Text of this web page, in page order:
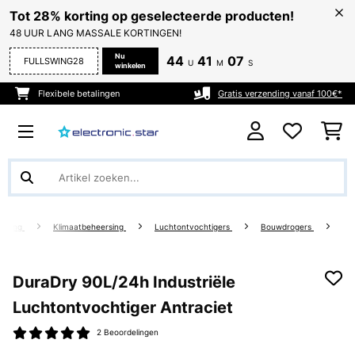
Tot 28% korting op geselecteerde producten!
48 UUR LANG MASSALE KORTINGEN!
FULLSWING28
Nu
winkelen
44 U 41 M 06 S
Flexibele betalingen Gratis verzending vanaf 100€*
Klimaatbeheersing Luchtontvochtigers Bouwdrogers
DuraDry 90L/24h Industriële
Luchtontvochtiger Antraciet
2 Beoordelingen